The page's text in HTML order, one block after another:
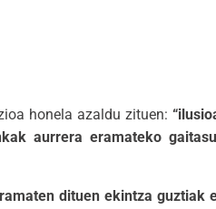
honela azaldu zituen:
aurrera eramateko
dituen ekintza guztiak